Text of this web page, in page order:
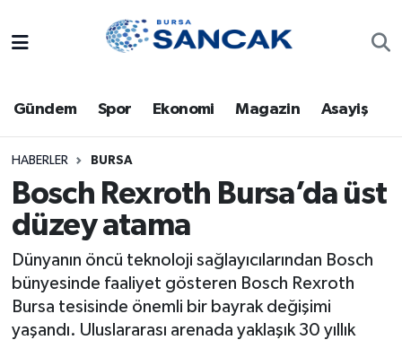
Gündem Spor Ekonomi Magazin Asayiş
HABERLER BURSA
Bosch Rexroth Bursa’da üst
düzey atama
Dünyanın öncü teknoloji sağlayıcılarından Bosch
bünyesinde faaliyet gösteren Bosch Rexroth
Bursa tesisinde önemli bir bayrak değişimi
yaşandı. Uluslararası arenada yaklaşık 30 yıllık
Bursa
Dünya
Eğitim
Ekonomi
Genel
Trafik Durumu
Süper Lig Puan Durumu ve Fikstür
Tüm Manşetler
Son Dakika Haberleri
Haber Arşivi